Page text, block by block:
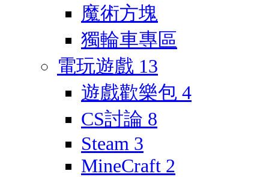
魔術方塊
獨輪車專區
電玩遊戲 13
遊戲歡樂包 4
CS討論 8
Steam 3
MineCraft 2